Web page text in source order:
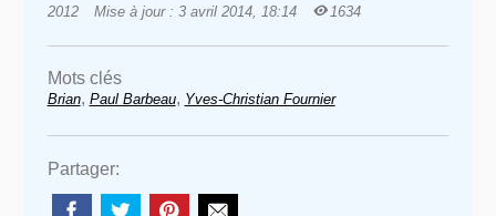
2012
Mise à jour : 3 avril 2014, 18:14 1634
Mots clés
Brian, Paul Barbeau, Yves-Christian Fournier
Partager: